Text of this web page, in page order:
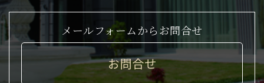
メールフォームからお問合せ
お問合せ